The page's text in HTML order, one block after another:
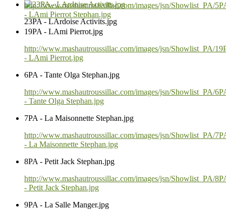
23PA - LArdoise Activits.jpg
http://www.mashautroussillac.com/images/jsn/Showlist_PA/
- LAmi Pierrot Stephan.jpg
19PA - LAmi Pierrot.jpg
http://www.mashautroussillac.com/images/jsn/Showlist_PA/
- LAmi Pierrot.jpg
6PA - Tante Olga Stephan.jpg
http://www.mashautroussillac.com/images/jsn/Showlist_PA/
- Tante Olga Stephan.jpg
7PA - La Maisonnette Stephan.jpg
http://www.mashautroussillac.com/images/jsn/Showlist_PA/
- La Maisonnette Stephan.jpg
8PA - Petit Jack Stephan.jpg
http://www.mashautroussillac.com/images/jsn/Showlist_PA/
- Petit Jack Stephan.jpg
9PA - La Salle Manger.jpg